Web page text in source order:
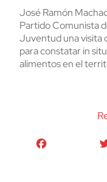
José Ramón
Partido Comunista
Juventud una visita
para constatar in
alimentos en el